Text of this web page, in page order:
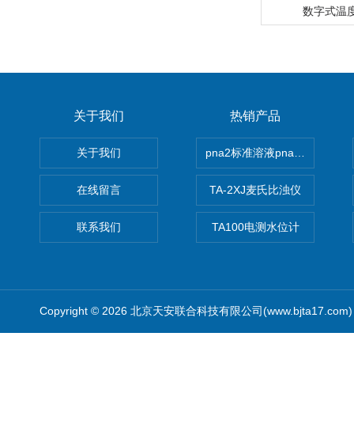
数字式温
关于我们
关于我们
在线留言
联系我们
热销产品
pna2标准溶液pna3 pna4
TA-2XJ麦氏比浊仪
TA100电测水位计
Copyright © 2026 北京天安联合科技有限公司